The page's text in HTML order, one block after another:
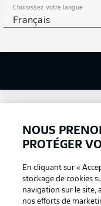
Choisissez votre langue
Français
NOUS
PROTÉGER
En cliquant sur «
stockage de cookies
navigation sur le site,
nos efforts de